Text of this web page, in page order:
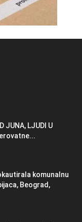
JUNA, LJUDI U
komunalnu
Beograd,